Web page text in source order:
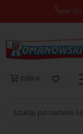
89 762
0,00 zł